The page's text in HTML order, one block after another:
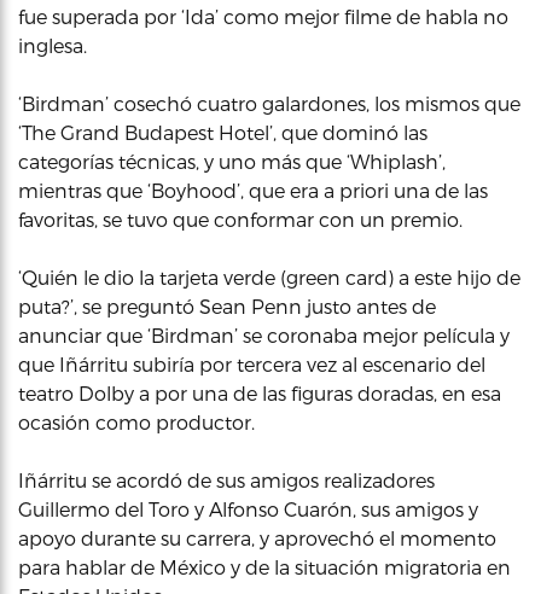
fue superada por ‘Ida’ como mejor filme de habla no
inglesa.
‘Birdman’ cosechó cuatro galardones, los mismos que
‘The Grand Budapest Hotel’, que dominó las
categorías técnicas, y uno más que ‘Whiplash’,
mientras que ‘Boyhood’, que era a priori una de las
favoritas, se tuvo que conformar con un premio.
‘Quién le dio la tarjeta verde (green card) a este hijo de
puta?’, se preguntó Sean Penn justo antes de
anunciar que ‘Birdman’ se coronaba mejor película y
que Iñárritu subiría por tercera vez al escenario del
teatro Dolby a por una de las figuras doradas, en esa
ocasión como productor.
Iñárritu se acordó de sus amigos realizadores
Guillermo del Toro y Alfonso Cuarón, sus amigos y
apoyo durante su carrera, y aprovechó el momento
para hablar de México y de la situación migratoria en